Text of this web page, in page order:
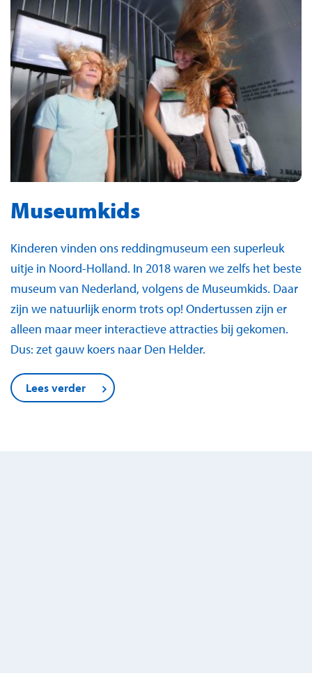
Museumkids
Kinderen vinden ons reddingmuseum een superleuk
uitje in Noord-Holland. In 2018 waren we zelfs het beste
museum van Nederland, volgens de Museumkids. Daar
zijn we natuurlijk enorm trots op! Ondertussen zijn er
alleen maar meer interactieve attracties bij gekomen.
Dus: zet gauw koers naar Den Helder.
Lees verder